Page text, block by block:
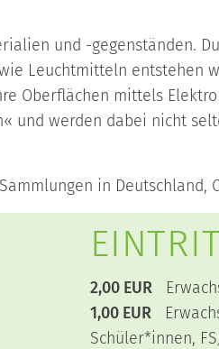
und -gegenständen.
Leuchtmitteln
Oberflächen mittels
und werden dabei nicht
in Deutschland,
2,00 EUR
1,00 EUR
Schüler*innen,